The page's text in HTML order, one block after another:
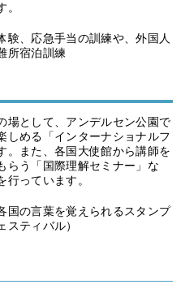
験、応急手当の訓練や、外国人
所宿泊訓練
として、アンデルセン公園で
しめる「インターナショナルフ
。また、各国大使館から講師を
らう「国際理解セミナー」な
行っています。
国の言葉を覚えられるスタンプ
スティバル）